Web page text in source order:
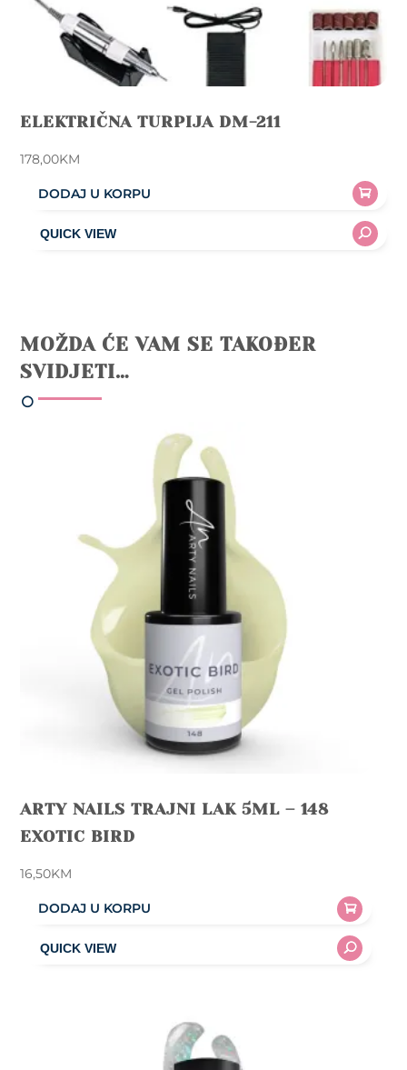
ELEKTRIČNA TURPIJA DM-211
178,00KM
DODAJ U KORPU
MOŽDA ĆE VAM SE TAKOĐER
SVIDJETI…
ARTY NAILS TRAJNI LAK 5ML – 148
EXOTIC BIRD
16,50KM
DODAJ U KORPU